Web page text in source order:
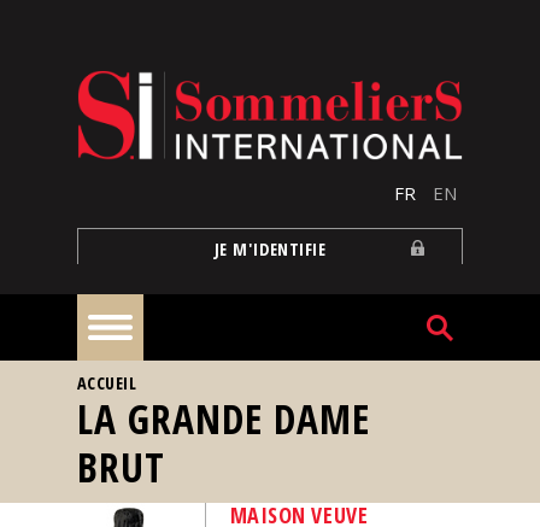
FR EN
JE M'IDENTIFIE
À
la
une
Reportages
VOUS ÊTES ICI
ACCUEIL
LA GRANDE DAME
BRUT
MAISON VEUVE